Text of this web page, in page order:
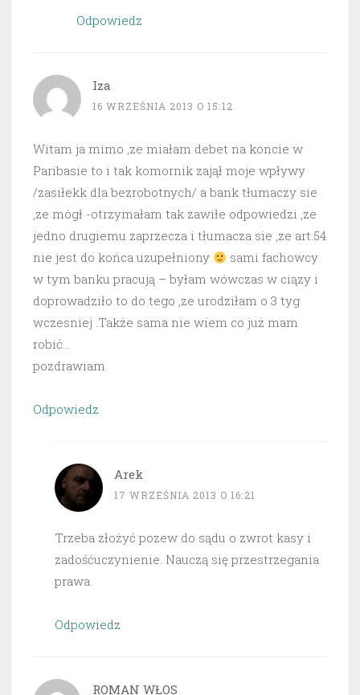
Odpowiedz
Iza
16 WRZEŚNIA 2013 O 15:12
Witam ja mimo ,ze miałam debet na koncie w
Paribasie to i tak komornik zajął moje wpływy
/zasiłekk dla bezrobotnych/ a bank tłumaczy sie
,ze mógł -otrzymałam tak zawiłe odpowiedzi ,ze
jedno drugiemu zaprzecza i tłumacza sie ,ze art.54
nie jest do końca uzupełniony
sami fachowcy
w tym banku pracują – byłam wówczas w ciązy i
doprowadziło to do tego ,ze urodziłam o 3 tyg
wczesniej .Także sama nie wiem co już mam
robić…
pozdrawiam
Odpowiedz
Arek
17 WRZEŚNIA 2013 O 16:21
Trzeba złożyć pozew do sądu o zwrot kasy i
zadośćuczynienie. Nauczą się przestrzegania
prawa.
Odpowiedz
ROMAN WŁOS